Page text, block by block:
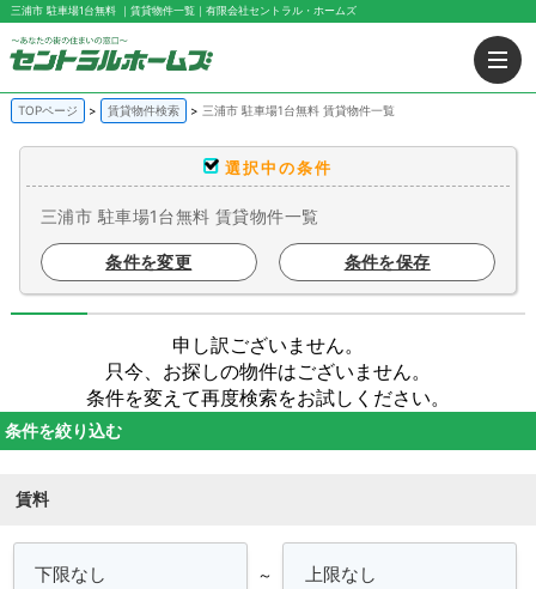
三浦市 駐車場1台無料 ｜賃貸物件一覧｜有限会社セントラル・ホームズ
TOPページ 賃貸物件検索 三浦市 駐車場1台無料 賃貸物件一覧
選択中の条件
三浦市 駐車場1台無料 賃貸物件一覧
条件を変更 条件を保存
申し訳ございません。
只今、お探しの物件はございません。
条件を変えて再度検索をお試しください。
条件を絞り込む
賃料
～